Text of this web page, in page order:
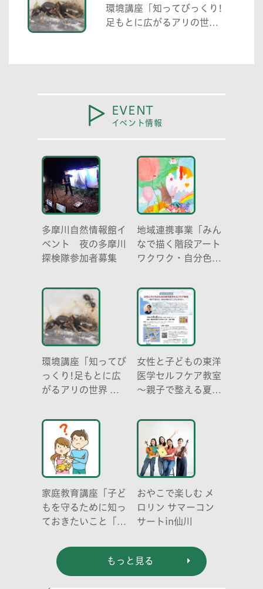
環境講座「知ってびっくり!
足もとに広がるアリの世界
EVENT
イベント情報
多摩川自然情報館イ
ベント 夜の多摩川
探検隊参加者募集
地域連携事業「みん
なで描く階段アート
ワクワク・自分色の
環境講座「知ってび
っくり!足もとに広
がるアリの世界 ア
成り立ち、生態系に
おける役割」
女性と子どもの東洋
医学セルフケア教室
～親子で整える夏休
らだ～
家庭教育講座「子ど
もを守るために知っ
ておきたいこと「プ
どう伝える? (幼児
編)」
おやこで楽しむ メ
ロリン サマーコン
サートin仙川
もっと見る